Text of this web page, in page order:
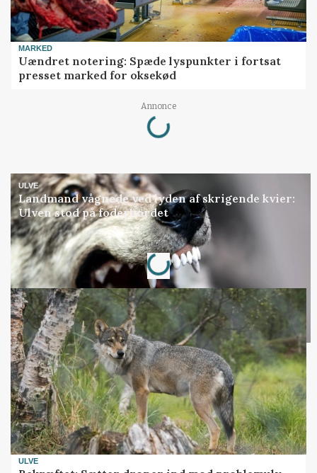
MARKED
Uændret notering: Spæde lyspunkter i fortsat
presset marked for oksekød
Annonce
Loading...
ULVE
Landmand vågnede ved lyden af skrigende kvier:
Ulven stod på foderbordet
Annonce
Loading...
ULVE